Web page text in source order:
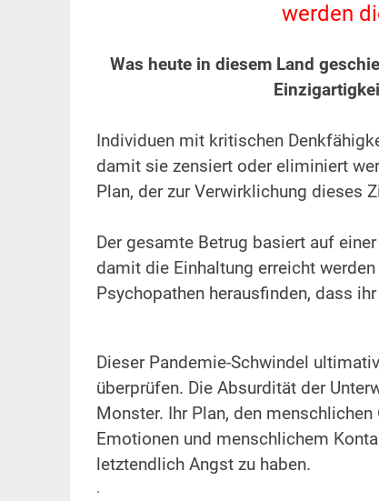
werden
Was heute in diesem Land
Individuen mit kritischen
damit sie zensiert oder eliminiert
Plan, der zur Verwirklichung dieses
Der gesamte Betrug basiert auf
damit die Einhaltung erreicht
Psychopathen herausfinden, dass
Dieser Pandemie-Schwindel
überprüfen. Die Absurdität der
Monster. Ihr Plan, den
Emotionen und menschlichem
letztendlich Angst zu haben.
.